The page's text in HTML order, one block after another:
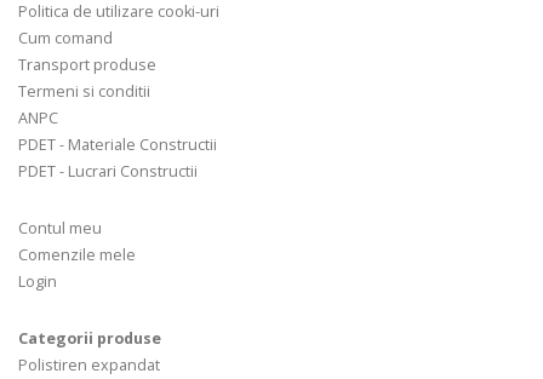
Politica de utilizare cooki-uri
Cum comand
Transport produse
Termeni si conditii
ANPC
PDET - Materiale Constructii
PDET - Lucrari Constructii
Contul meu
Comenzile mele
Login
Categorii produse
Polistiren expandat